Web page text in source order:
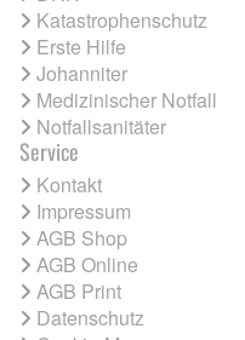
Katastrophenschutz
Erste Hilfe
Johanniter
Medizinischer Notfall
Notfallsanitäter
Service
Kontakt
Impressum
AGB Shop
AGB Online
AGB Print
Datenschutz